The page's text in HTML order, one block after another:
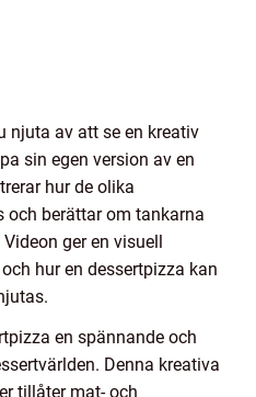
njuta av att se en kreativ
sin egen version av en
hur de olika
och berättar om tankarna
ger en visuell
hur en dessertpizza kan
en spännande och
Denna kreativa
tillåter mat- och